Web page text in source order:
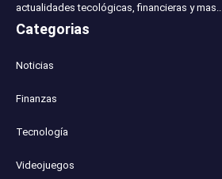
actualidades tecológicas, financieras y mas..
Categorias
Noticias
Finanzas
Tecnología
Videojuegos